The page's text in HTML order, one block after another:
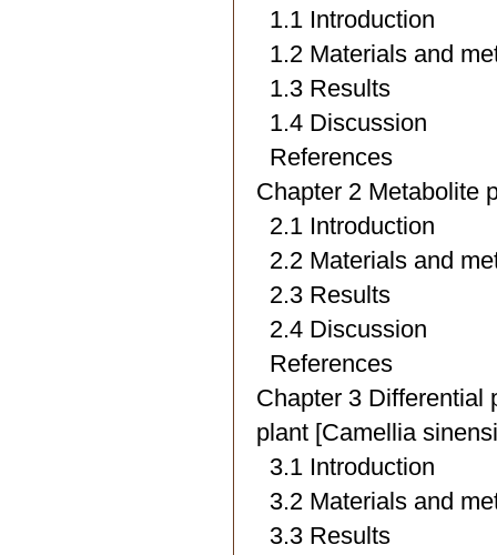
1.1 Introduction
1.2 Materials and
1.3 Results
1.4 Discussion
References
Chapter 2 Metabolite
2.1 Introduction
2.2 Materials and
2.3 Results
2.4 Discussion
References
Chapter 3 Differential
plant [Camellia
3.1 Introduction
3.2 Materials and
3.3 Results